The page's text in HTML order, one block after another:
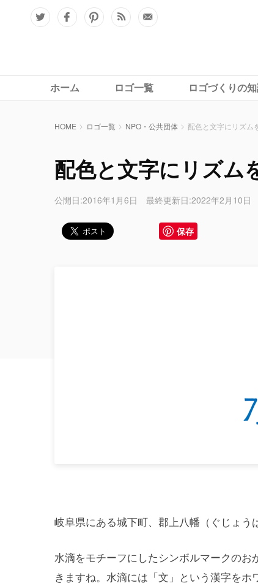
ホーム ロゴ一覧 ロゴづくりの
HOME ロゴ一覧 NPO・公共団体 配色と文字にリズム
配色と文字にリズム
公開日:2016年1月6日 最終更新日:2022年2月10日
保存
岐阜県にある城下町、郡上八幡（ぐじょう
水滴をモチーフにしたシンボルマークの
きますね。水滴には「文」という漢字をホ